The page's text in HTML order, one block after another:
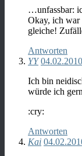
…unfassbar:
Okay, ich war
gleiche!
Antworten
YY
Ich bin
würde ich
:cry:
Antworten
Kai